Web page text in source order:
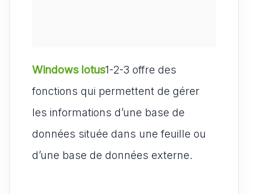
Windows lotus1-2-3 offre des
fonctions qui permettent de gérer
les informations d’une base de
données située dans une feuille ou
d’une base de données externe.